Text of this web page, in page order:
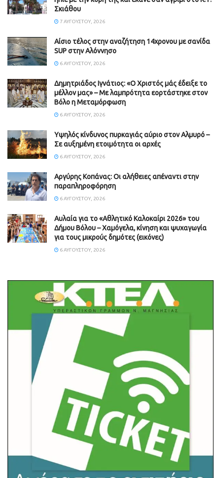
Σκιάθου
7 ΑΥΓΟΎΣΤΟΥ, 2026
Αίσιο τέλος στην αναζήτηση 14χρονου με σανίδα
SUP στην Αλόννησο
6 ΑΥΓΟΎΣΤΟΥ, 2026
Δημητριάδος Ιγνάτιος: «Ο Χριστός μάς έδειξε το
μέλλον μας» – Με λαμπρότητα εορτάστηκε στον
Βόλο η Μεταμόρφωση
6 ΑΥΓΟΎΣΤΟΥ, 2026
Υψηλός κίνδυνος πυρκαγιάς αύριο στον Αλμυρό –
Σε αυξημένη ετοιμότητα οι αρχές
6 ΑΥΓΟΎΣΤΟΥ, 2026
Aργύρης Κοπάνας: Οι αλήθειες απέναντι στην
παραπληροφόρηση
6 ΑΥΓΟΎΣΤΟΥ, 2026
Αυλαία για το «Αθλητικό Καλοκαίρι 2026» του
Δήμου Βόλου – Χαμόγελα, κίνηση και ψυχαγωγία
για τους μικρούς δημότες (εικόνες)
6 ΑΥΓΟΎΣΤΟΥ, 2026